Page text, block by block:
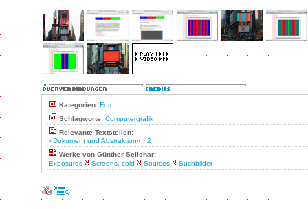
Kategorien: Foto
Schlagworte: Computergrafik
Relevante Textstellen:
»Dokument und Abstraktion« | 2
Werke von Günther Selichar:
Exposures
Screens, cold Sources Suchbilder